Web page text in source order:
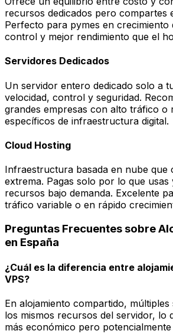
recursos dedicados pero compartes
Perfecto para pymes en crecimiento
control y mejor rendimiento que el
Servidores Dedicados
Un servidor entero dedicado solo a
velocidad, control y seguridad.
grandes empresas con alto tráfico o
específicos de infraestructura digital.
Cloud Hosting
Infraestructura basada en nube que
extrema. Pagas solo por lo que
recursos bajo demanda. Excelente
tráfico variable o en rápido
Preguntas Frecuentes sobre
en España
¿Cuál es la diferencia entre
VPS?
En alojamiento compartido,
los mismos recursos del servidor, lo
más económico pero